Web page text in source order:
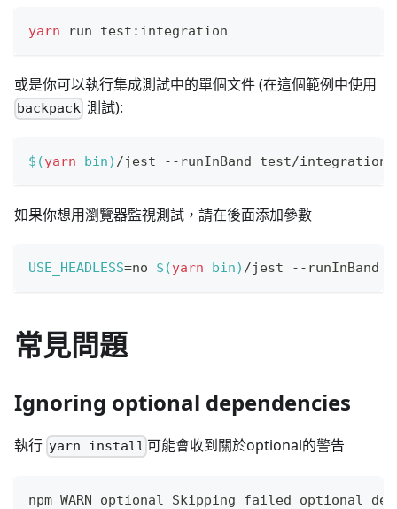
yarn run test:integration
或是你可以執行集成測試中的單個文件 (在這個範例中使用
backpack 測試):
$(yarn bin) /jest --runInBand test/integration/
如果你想用瀏覽器監視測試，請在後面添加參數
USE_HEADLESS=no $(yarn bin) /jest --runInBand
常見問題
Ignoring optional dependencies
執行 yarn install 可能會收到關於optional的警告
npm WARN optional Skipping failed optional